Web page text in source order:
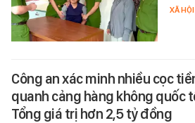
XÃ HỘI
Công an xác minh nhiều cọc
quanh cảng hàng không quốc
Tổng giá trị hơn 2,5 tỷ đồng